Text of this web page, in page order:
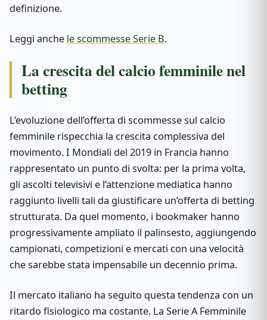
definizione.
Leggi anche le scommesse Serie B.
La crescita del calcio femminile nel
betting
L’evoluzione dell’offerta di scommesse sul calcio
femminile rispecchia la crescita complessiva del
movimento. I Mondiali del 2019 in Francia hanno
rappresentato un punto di svolta: per la prima volta,
gli ascolti televisivi e l’attenzione mediatica hanno
raggiunto livelli tali da giustificare un’offerta di betting
strutturata. Da quel momento, i bookmaker hanno
progressivamente ampliato il palinsesto, aggiungendo
campionati, competizioni e mercati con una velocità
che sarebbe stata impensabile un decennio prima.
Il mercato italiano ha seguito questa tendenza con un
ritardo fisiologico ma costante. La Serie A Femminile